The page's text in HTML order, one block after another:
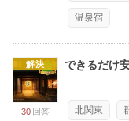
温泉宿
解決
30 回答
できるだけ
北関東